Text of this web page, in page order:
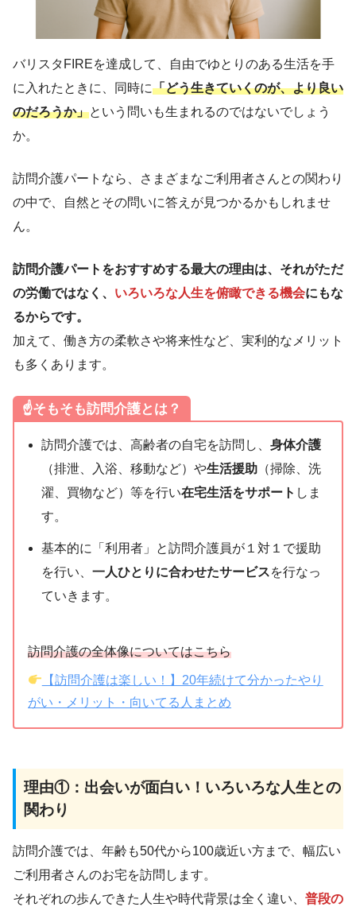
バリスタFIREを達成して、自由でゆとりのある生活を手
に入れたときに、同時に「どう生きていくのが、より良い
のだろうか」という問いも生まれるのではないでしょう
か。
訪問介護パートなら、さまざまなご利用者さんとの関わり
の中で、自然とその問いに答えが見つかるかもしれませ
ん。
訪問介護パートをおすすめする最大の理由は、それがただ
の労働ではなく、 いろいろな人生を俯瞰できる機会にもな
るからです。
加えて、働き方の柔軟さや将来性など、実利的なメリット
も多くあります。
☝️そもそも訪問介護とは？
訪問介護では、高齢者の自宅を訪問し、身体介護
（排泄、入浴、移動など）や生活援助 （掃除、洗
濯、買物など）等を行い在宅生活をサポート しま
す。
基本的に「利用者」と訪問介護員が１対１で援助
を行い、一人ひとりに合わせたサービスを行なっ
ていきます。
訪問介護の全体像についてはこちら
【訪問介護は楽しい！】20年続けて分かったやり
がい・メリット・向いてる人まとめ
理由①：出会いが面白い！いろいろな人生との
関わり
訪問介護では、年齢も50代から100歳近い方まで、幅広い
ご利用者さんのお宅を訪問します。
それぞれの歩んできた人生や時代背景は全く違い、 普段の